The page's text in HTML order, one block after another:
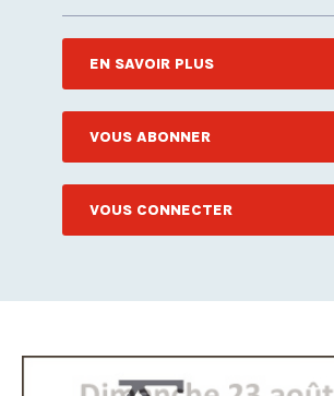
EN SAVOIR PLUS
VOUS ABONNER
VOUS CONNECTER